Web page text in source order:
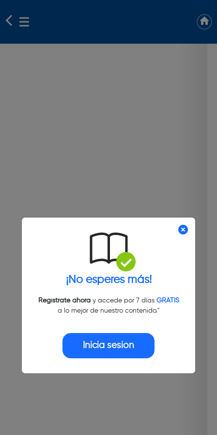
¡No esperes más!
Regístrate ahoray accede por 7 días GRATIS
a lo mejor de nuestro contenido."
Inicia sesión